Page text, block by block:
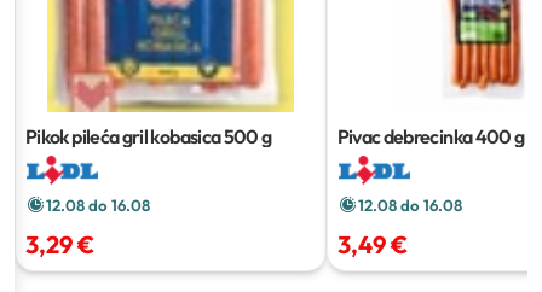
Pikok pileća gril kobasica500 g
12.08 do 16.08
3,29 €
Pivac debrecinka400 g
12.08 do 16.08
3,49 €